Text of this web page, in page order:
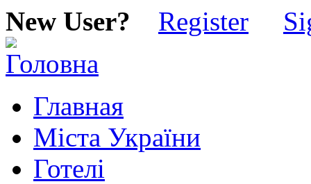
New User? Register
Главная
Міста України
Готелі